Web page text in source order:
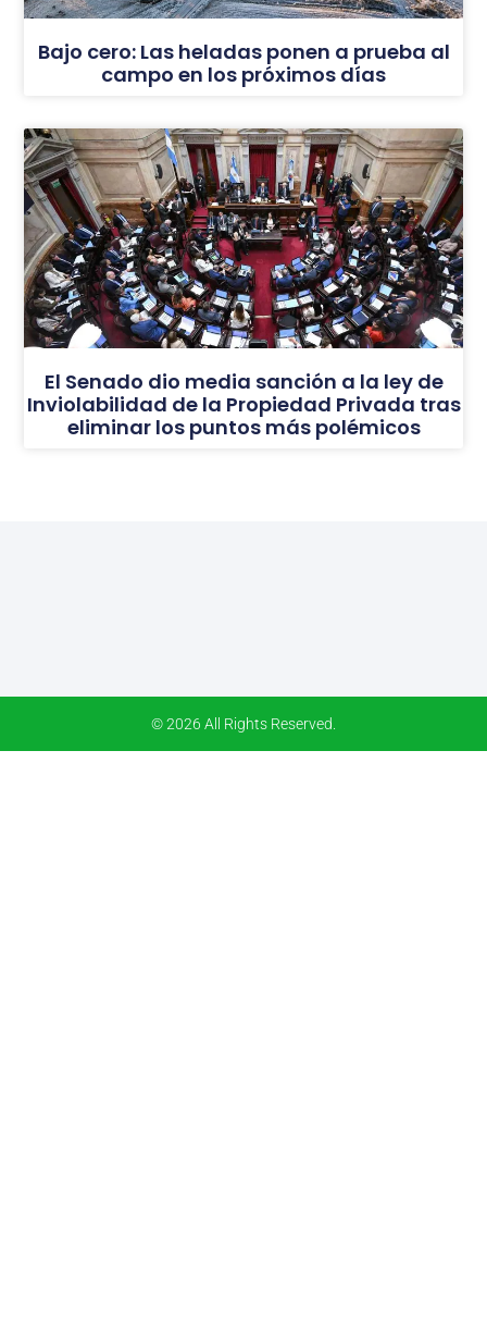
Bajo cero: Las heladas ponen a prueba al
campo en los próximos días
El Senado dio media sanción a la ley de
Inviolabilidad de la Propiedad Privada tras
eliminar los puntos más polémicos
© 2026 All Rights Reserved.